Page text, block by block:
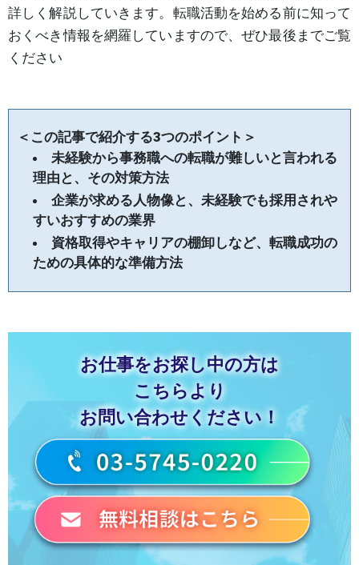
詳しく解説していきます。転職活動を始める前に知って
おくべき情報を網羅していますので、ぜひ最後までご覧
ください
＜この記事で紹介する3つのポイント＞
未経験から事務職への転職が難しいと言われる
理由と、その対策方法
企業が求める人物像と、未経験でも採用されや
すいおすすめの業界
資格取得やキャリアの棚卸しなど、転職成功の
ための具体的な準備方法
お仕事をお探し中の方は
こちらより
お問い合わせください！